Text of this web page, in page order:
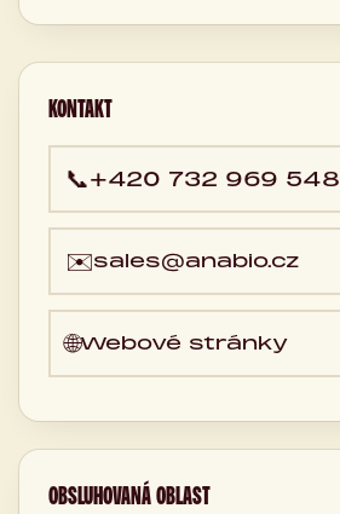
KONTAKT
📞+420 732 969 548
✉️sales@anabio.cz
🌐Webové stránky
OBSLUHOVANÁ OBLAST